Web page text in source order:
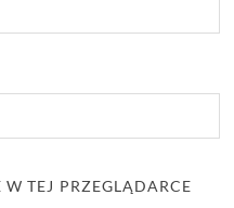
TEJ PRZEGLĄDARCE